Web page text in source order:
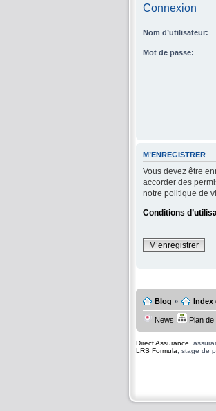
Connexion
Nom d’utilisateur:
Mot de passe:
M’ENREGISTRER
Vous devez être
accorder des
notre politique de
Conditions
M’enregistrer
Blog » Index
News Plan de
Direct Assurance ,
LRS Formula , stage de